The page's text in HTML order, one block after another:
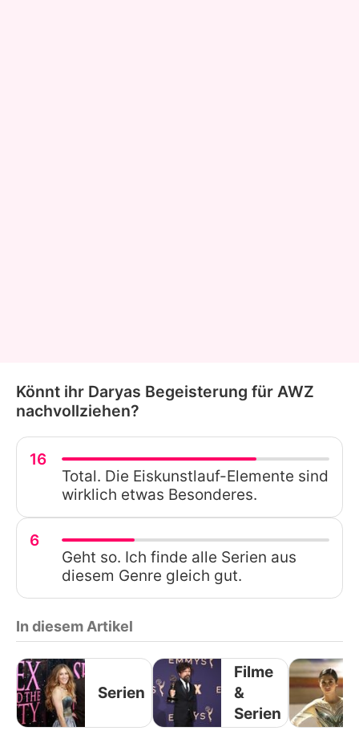
Könnt ihr Daryas Begeisterung für AWZ
nachvollziehen?
16
Total. Die Eiskunstlauf-Elemente sind
wirklich etwas Besonderes.
6
Geht so. Ich finde alle Serien aus
diesem Genre gleich gut.
In diesem Artikel
Serien
Filme
&
Serien